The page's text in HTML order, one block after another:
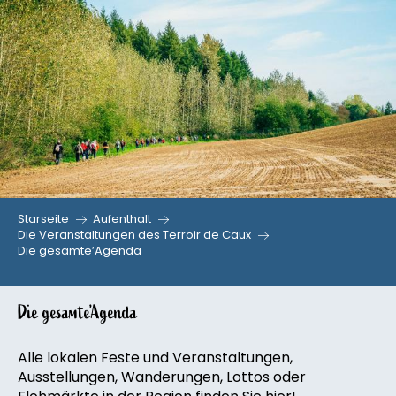
Aller
au
contenu
principal
Starseite
Aufenthalt
Die Veranstaltungen des Terroir de Caux
Die gesamte’Agenda
Die gesamte’Agenda
Alle lokalen Feste und Veranstaltungen,
Ausstellungen, Wanderungen, Lottos oder